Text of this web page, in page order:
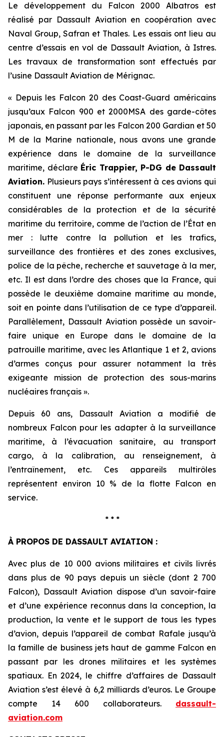
Le développement du Falcon 2000 Albatros est
réalisé par Dassault Aviation en coopération avec
Naval Group, Safran et Thales. Les essais ont lieu au
centre d’essais en vol de Dassault Aviation, à Istres.
Les travaux de transformation sont effectués par
l’usine Dassault Aviation de Mérignac.
« Depuis les Falcon 20 des Coast-Guard américains
jusqu’aux Falcon 900 et 2000MSA des garde-côtes
japonais, en passant par les Falcon 200 Gardian et 50
M de la Marine nationale, nous avons une grande
expérience dans le domaine de la surveillance
maritime, déclare Éric Trappier, P-DG de Dassault
Aviation. Plusieurs pays s’intéressent à ces avions qui
constituent une réponse performante aux enjeux
considérables de la protection et de la sécurité
maritime du territoire, comme de l’action de l’État en
mer : lutte contre la pollution et les trafics,
surveillance des frontières et des zones exclusives,
police de la pêche, recherche et sauvetage à la mer,
etc. Il est dans l’ordre des choses que la France, qui
possède le deuxième domaine maritime au monde,
soit en pointe dans l’utilisation de ce type d’appareil.
Parallèlement, Dassault Aviation possède un savoir-
faire unique en Europe dans le domaine de la
patrouille maritime, avec les Atlantique 1 et 2, avions
d’armes conçus pour assurer notamment la très
exigeante mission de protection des sous-marins
nucléaires français ».
Depuis 60 ans, Dassault Aviation a modifié de
nombreux Falcon pour les adapter à la surveillance
maritime, à l’évacuation sanitaire, au transport
cargo, à la calibration, au renseignement, à
l’entraînement, etc. Ces appareils multirôles
représentent environ 10 % de la flotte Falcon en
service.
* * *
À PROPOS DE DASSAULT AVIATION :
Avec plus de 10 000 avions militaires et civils livrés
dans plus de 90 pays depuis un siècle (dont 2 700
Falcon), Dassault Aviation dispose d’un savoir-faire
et d’une expérience reconnus dans la conception, la
production, la vente et le support de tous les types
d’avion, depuis l’appareil de combat Rafale jusqu’à
la famille de business jets haut de gamme Falcon en
passant par les drones militaires et les systèmes
spatiaux. En 2024, le chiffre d’affaires de Dassault
Aviation s’est élevé à 6,2 milliards d’euros. Le Groupe
compte 14 600 collaborateurs. dassault-
aviation.com